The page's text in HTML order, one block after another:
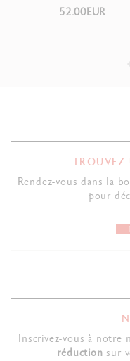
52.00EUR
TROUVEZ
Rendez-vous dans la
pour
Inscrivez-vous à notre
réduction sur